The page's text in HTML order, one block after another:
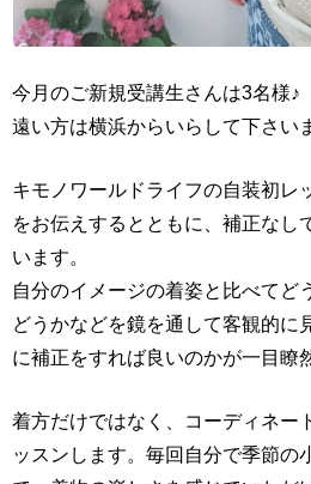
今月のご新規受講生さんは3名様♪
遠い方は横浜からいらして下さい
キモノワールドライフの自装初レ
をお伝えするとともに、補正なし
います。
自分のイメージの着姿と比べてど
どうかなどを鏡を通して客観的に
に補正をすれば良いのかが一目瞭
着方だけではなく、コーディネー
ッスンします。毎回自分で季節の